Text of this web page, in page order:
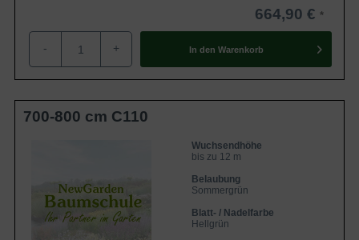
664,90 €
- + In den Warenkorb
700-800 cm C110
Wuchsendhöhe
bis zu 12 m
Belaubung
Sommergrün
Blatt- / Nadelfarbe
Hellgrün